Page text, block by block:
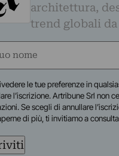
architettura,
trend globali
le tue preferenze in
l’iscrizione. Artribune Srl non
Se scegli di annullare
di più, ti invitiamo a